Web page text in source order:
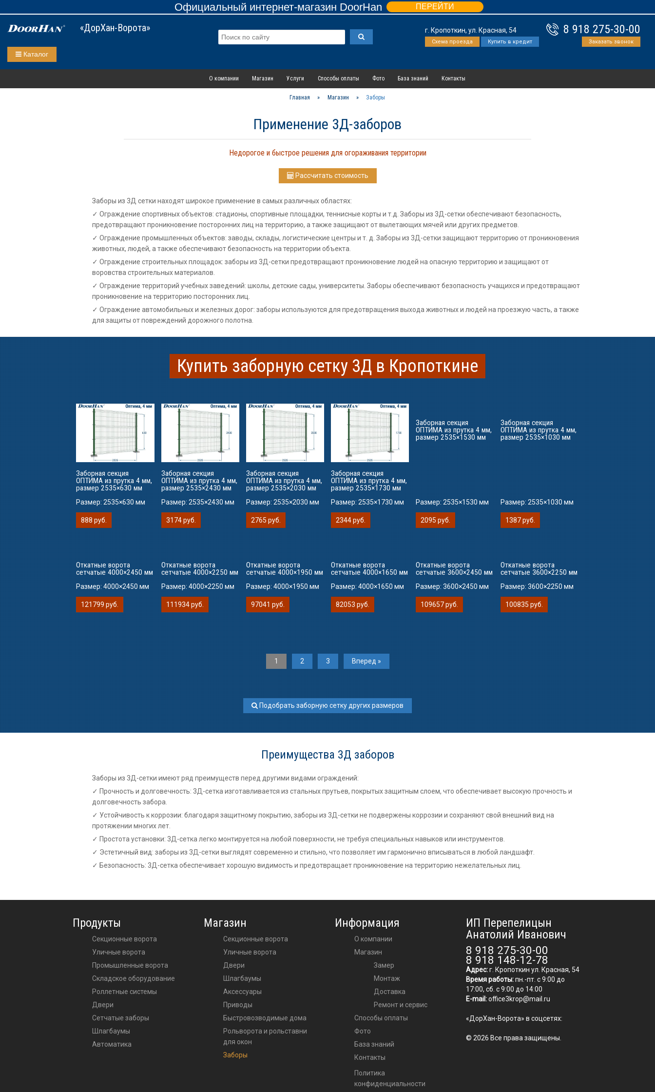
Официальный интернет-магазин DoorHan ПЕРЕЙТИ
«ДорХан-Ворота» 8 918 275-30-00
Заказать звонок
г. Кропоткин, ул. Красная, 54
Схема проезда Купить в кредит
Каталог
О компании Магазин Услуги Способы оплаты Фото База знаний Контакты
Главная » Магазин » Заборы
Применение 3Д-заборов
Недорогое и быстрое решения для огораживания территории
Рассчитать стоимость
Заборы из 3Д сетки находят широкое применение в самых различных областях:
Ограждение спортивных объектов: стадионы, спортивные площадки, теннисные корты и т.д. Заборы из 3Д-сетки обеспечивают безопасность,
предотвращают проникновение посторонних лиц на территорию, а также защищают от вылетающих мячей или других предметов.
Ограждение промышленных объектов: заводы, склады, логистические центры и т. д. Заборы из 3Д-сетки защищают территорию от проникновения
животных, людей, а также обеспечивают безопасность на территории объекта.
Ограждение строительных площадок: заборы из 3Д-сетки предотвращают проникновение людей на опасную территорию и защищают от
воровства строительных материалов.
Ограждение территорий учебных заведений: школы, детские сады, университеты. Заборы обеспечивают безопасность учащихся и предотвращают
проникновение на территорию посторонних лиц.
Ограждение автомобильных и железных дорог: заборы используются для предотвращения выхода животных и людей на проезжую часть, а также
для защиты от повреждений дорожного полотна.
Купить заборную сетку 3Д в Кропоткине
Заборная секция
ОПТИМА из прутка 4 мм,
размер 2535×630 мм
Размер:2535×630 мм
888 руб.
Заборная секция
ОПТИМА из прутка 4 мм,
размер 2535×2430 мм
Размер:2535×2430 мм
3174 руб.
Заборная секция
ОПТИМА из прутка 4 мм,
размер 2535×2030 мм
Размер:2535×2030 мм
2765 руб.
Заборная секция
ОПТИМА из прутка 4 мм,
размер 2535×1730 мм
Размер:2535×1730 мм
2344 руб.
Заборная секция
ОПТИМА из прутка 4 мм,
размер 2535×1530 мм
Размер:2535×1530 мм
2095 руб.
Заборная секция
ОПТИМА из прутка 4 мм,
размер 2535×1030 мм
Размер:2535×1030 мм
1387 руб.
Откатные ворота
сетчатые 4000×2450 мм
Размер:4000×2450 мм
121799 руб.
Откатные ворота
сетчатые 4000×2250 мм
Размер:4000×2250 мм
111934 руб.
Откатные ворота
сетчатые 4000×1950 мм
Размер:4000×1950 мм
97041 руб.
Откатные ворота
сетчатые 4000×1650 мм
Размер:4000×1650 мм
82053 руб.
Откатные ворота
сетчатые 3600×2450 мм
Размер:3600×2450 мм
109657 руб.
Откатные ворота
сетчатые 3600×2250 мм
Размер:3600×2250 мм
100835 руб.
1 2 3 Вперед »
Подобрать заборную сетку других размеров
Преимущества 3Д заборов
Заборы из 3Д-сетки имеют ряд преимуществ перед другими видами ограждений:
Прочность и долговечность: 3Д-сетка изготавливается из стальных прутьев, покрытых защитным слоем, что обеспечивает высокую прочность и
долговечность забора.
Устойчивость к коррозии: благодаря защитному покрытию, заборы из 3Д-сетки не подвержены коррозии и сохраняют свой внешний вид на
протяжении многих лет.
Простота установки: 3Д-сетка легко монтируется на любой поверхности, не требуя специальных навыков или инструментов.
Эстетичный вид: заборы из 3Д-сетки выглядят современно и стильно, что позволяет им гармонично вписываться в любой ландшафт.
Безопасность: 3Д-сетка обеспечивает хорошую видимость и предотвращает проникновение на территорию нежелательных лиц.
Продукты
Секционные ворота
Уличные ворота
Промышленные ворота
Складское оборудование
Роллетные системы
Двери
Сетчатые заборы
Шлагбаумы
Автоматика
Магазин
Секционные ворота
Уличные ворота
двери
шлагбаумы
аксессуары
приводы
Быстровозводимые дома
Рольворота и рольставни
для окон
Заборы
Информация
О компании
Магазин
Замер
Монтаж
Доставка
Ремонт и сервис
Способы оплаты
Фото
База знаний
Контакты
Политика
конфиденциальности
ИП Перепелицын
Анатолий Иванович
8 918 275-30-00
8 918 148-12-78
Адрес:г. Кропоткин ул. Красная, 54
Время работы:пн.-пт. с 9:00 до
17:00, сб. с 9:00 до 14:00
E-mail: office3krop@mail.ru
«ДорХан-Ворота» в соцсетях:
© 2026 Все права защищены.